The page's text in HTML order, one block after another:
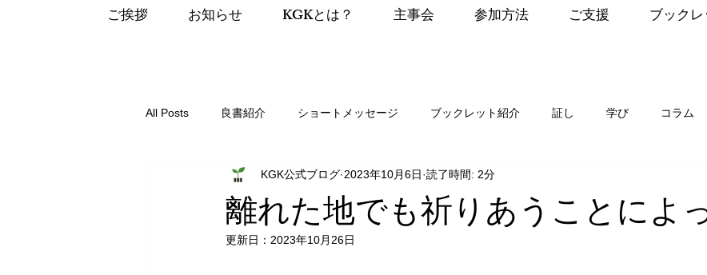
ご挨拶 お知らせ KGKとは？ 主事会 参加方法 ご支援 ブックレ
All Posts 良書紹介 ショートメッセージ ブックレット紹介 証し 学び コラム
仕事の神学 総主事コラム
離れた地でも祈りあうことによ
KGK公式ブログ 2023年10月6日 読了時間: 2分
更新日： 2023年10月26日